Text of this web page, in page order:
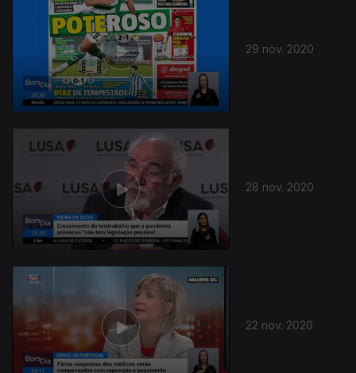
29 nov. 2020
28 nov. 2020
22 nov. 2020
507744